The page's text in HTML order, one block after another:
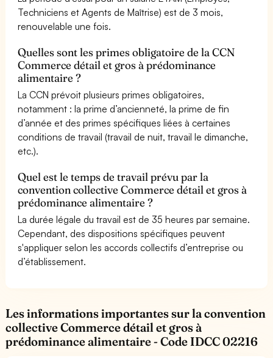
Techniciens et Agents de Maîtrise) est de 3 mois,
renouvelable une fois.
Quelles sont les primes obligatoire de la CCN
Commerce détail et gros à prédominance
alimentaire ?
La CCN prévoit plusieurs primes obligatoires,
notamment : la prime d’ancienneté, la prime de fin
d’année et des primes spécifiques liées à certaines
conditions de travail (travail de nuit, travail le dimanche,
etc.).
Quel est le temps de travail prévu par la
convention collective Commerce détail et gros à
prédominance alimentaire ?
La durée légale du travail est de 35 heures par semaine.
Cependant, des dispositions spécifiques peuvent
s'appliquer selon les accords collectifs d’entreprise ou
d’établissement.
Les informations importantes sur la convention
collective Commerce détail et gros à
prédominance alimentaire - Code IDCC 02216